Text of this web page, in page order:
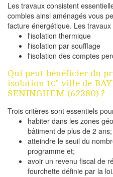
Les travaux consistent
combles ainsi aménagés vous
facture énergétique. Les
l'isolation thermique
l'isolation par soufflage
l'isolation des comptes
Qui peut bénéficier du
isolation 1€" ville de
SENINGHEM (62380) ?
Trois critères sont essentiels
habiter dans les zones
bâtiment de plus de 2 ans;
atteindre le seuil du
programme et;
avoir un revenu fiscal de
fourchette définie par la loi.